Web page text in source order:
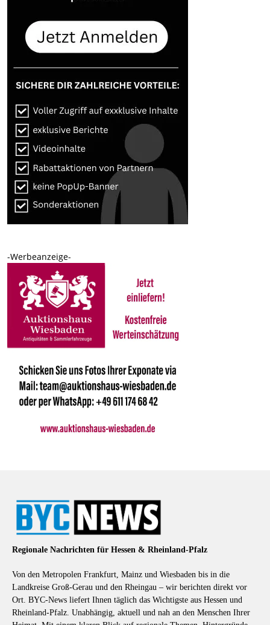
-Werbeanzeige-
Regionale Nachrichten für Hessen & Rheinland-Pfalz
Von den Metropolen Frankfurt, Mainz und Wiesbaden bis in die
Landkreise Groß-Gerau und den Rheingau – wir berichten direkt vor
Ort. BYC-News liefert Ihnen täglich das Wichtigste aus Hessen und
Rheinland-Pfalz. Unabhängig, aktuell und nah an den Menschen Ihrer